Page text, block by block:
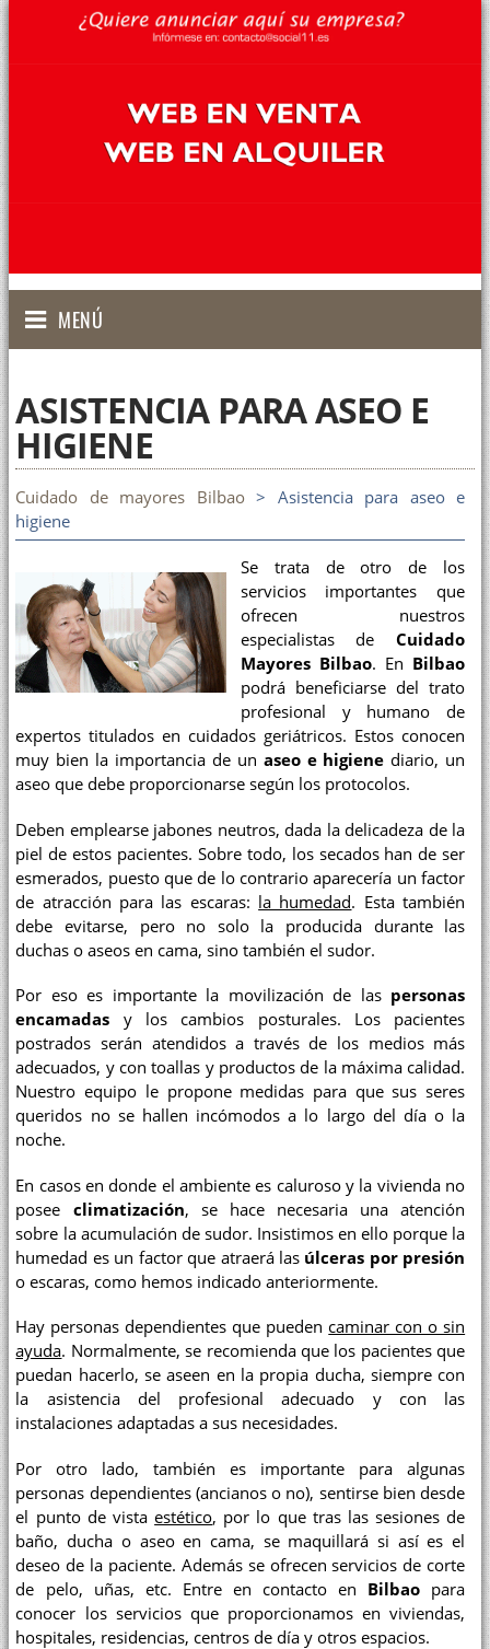
MENÚ
ASISTENCIA PARA ASEO E
HIGIENE
Cuidado de mayores Bilbao> Asistencia para aseo e
higiene
Se trata de otro de los
servicios importantes que
ofrecen nuestros
especialistas deCuidado
Mayores Bilbao. En Bilbao
podrá beneficiarse del trato
profesional y humano de
expertos titulados en cuidados geriátricos. Estos conocen
muy bien la importancia de un aseo e higiene diario, un
aseo que debe proporcionarse según los protocolos.
Deben emplearse jabones neutros, dada la delicadeza de la
piel de estos pacientes. Sobre todo, los secados han de ser
esmerados, puesto que de lo contrario aparecería un factor
de atracción para las escaras: la humedad. Esta también
debe evitarse, pero no solo la producida durante las
duchas o aseos en cama, sino también el sudor.
Por eso es importante la movilización de las personas
encamadas y los cambios posturales. Los pacientes
postrados serán atendidos a través de los medios más
adecuados, y con toallas y productos de la máxima calidad.
Nuestro equipo le propone medidas para que sus seres
queridos no se hallen incómodos a lo largo del día o la
noche.
En casos en donde el ambiente es caluroso y la vivienda no
posee climatización, se hace necesaria una atención
sobre la acumulación de sudor. Insistimos en ello porque la
humedad es un factor que atraerá las úlceras por presión
o escaras, como hemos indicado anteriormente.
Hay personas dependientes que pueden caminar con o sin
ayuda. Normalmente, se recomienda que los pacientes que
puedan hacerlo, se aseen en la propia ducha, siempre con
la asistencia del profesional adecuado y con las
instalaciones adaptadas a sus necesidades.
Por otro lado, también es importante para algunas
personas dependientes (ancianos o no), sentirse bien desde
el punto de vistaestético, por lo que tras las sesiones de
baño, ducha o aseo en cama, se maquillará si así es el
deseo de la paciente. Además se ofrecen servicios de corte
de pelo, uñas, etc. Entre en contacto en Bilbao para
conocer los servicios que proporcionamos en viviendas,
hospitales, residencias, centros de día y otros espacios.